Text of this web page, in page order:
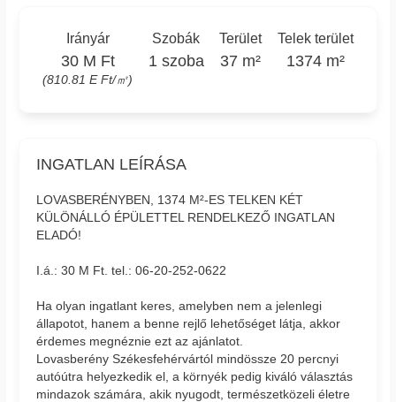
Irányár
30 M Ft
(810.81 E Ft/㎡)
Szobák
1 szoba
Terület
37 m²
Telek terület
1374 m²
INGATLAN LEÍRÁSA
LOVASBERÉNYBEN, 1374 M²-ES TELKEN KÉT
KÜLÖNÁLLÓ ÉPÜLETTEL RENDELKEZŐ INGATLAN
ELADÓ!
I.á.: 30 M Ft. tel.: 06-20-252-0622
Ha olyan ingatlant keres, amelyben nem a jelenlegi
állapotot, hanem a benne rejlő lehetőséget látja, akkor
érdemes megnéznie ezt az ajánlatot.
Lovasberény Székesfehérvártól mindössze 20 percnyi
autóútra helyezkedik el, a környék pedig kiváló választás
mindazok számára, akik nyugodt, természetközeli életre